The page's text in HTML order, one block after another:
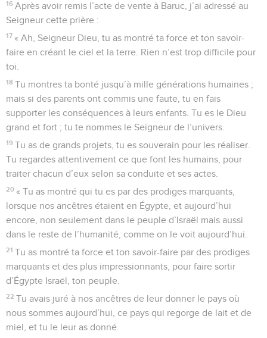
16 Après avoir remis l’acte de vente à Baruc, j’ai adressé au
Seigneur cette prière :
17 « Ah, Seigneur Dieu, tu as montré ta force et ton savoir-
faire en créant le ciel et la terre. Rien n’est trop difficile pour
toi.
18 Tu montres ta bonté jusqu’à mille générations humaines ;
mais si des parents ont commis une faute, tu en fais
supporter les conséquences à leurs enfants. Tu es le Dieu
grand et fort ; tu te nommes le Seigneur de l’univers.
19 Tu as de grands projets, tu es souverain pour les réaliser.
Tu regardes attentivement ce que font les humains, pour
traiter chacun d’eux selon sa conduite et ses actes.
20 « Tu as montré qui tu es par des prodiges marquants,
lorsque nos ancêtres étaient en Égypte, et aujourd’hui
encore, non seulement dans le peuple d’Israël mais aussi
dans le reste de l’humanité, comme on le voit aujourd’hui.
21 Tu as montré ta force et ton savoir-faire par des prodiges
marquants et des plus impressionnants, pour faire sortir
d’Égypte Israël, ton peuple.
22 Tu avais juré à nos ancêtres de leur donner le pays où
nous sommes aujourd’hui, ce pays qui regorge de lait et de
miel, et tu le leur as donné.